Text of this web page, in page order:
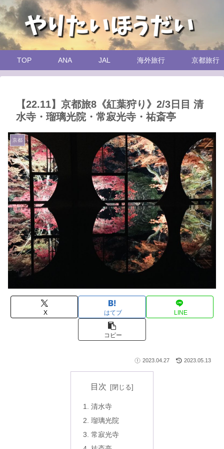
TOP ANA JAL 海外旅行 京都旅行
【22.11】京都旅8《紅葉狩り》2/3日目 清
水寺・瑠璃光院・常寂光寺・祐斎亭
京都
X はてブ LINE
コピー
2023.04.27 2023.05.13
目次
清水寺
瑠璃光院
常寂光寺